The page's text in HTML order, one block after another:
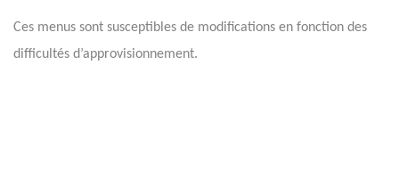
Ces menus sont susceptibles de modifications en fonction des
difficultés d’approvisionnement.